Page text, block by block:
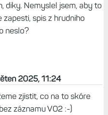
diky. Nemyslel jsem, aby to
zapesti, spis z hrudniho
neslo?
2025, 11:24
zjistit, co na to skóre
záznamu VO2 :-)